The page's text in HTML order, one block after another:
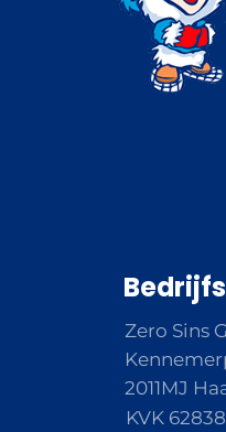
Zero Sins
2011MJ
KVK